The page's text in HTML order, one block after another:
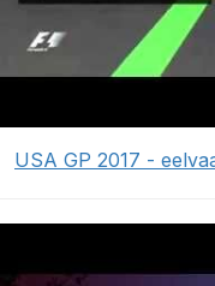
USA GP 2017 -